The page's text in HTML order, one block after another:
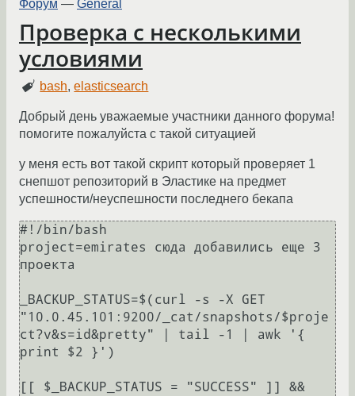
Форум — General
Проверка с несколькими
условиями
bash,elasticsearch
Добрый день уважаемые участники данного форума!
помогите пожалуйста с такой ситуацией
у меня есть вот такой скрипт который проверяет 1
снепшот репозиторий в Эластике на предмет
успешности/неуспешности последнего бекапа
#!/bin/bash
project=emirates сюда добавились еще 3
проекта
_BACKUP_STATUS=$(curl -s -X GET
"10.0.45.101:9200/_cat/snapshots/$proje
ct?v&s=id&pretty" | tail -1 | awk '{
print $2 }')
[[ $_BACKUP_STATUS = "SUCCESS" ]] &&